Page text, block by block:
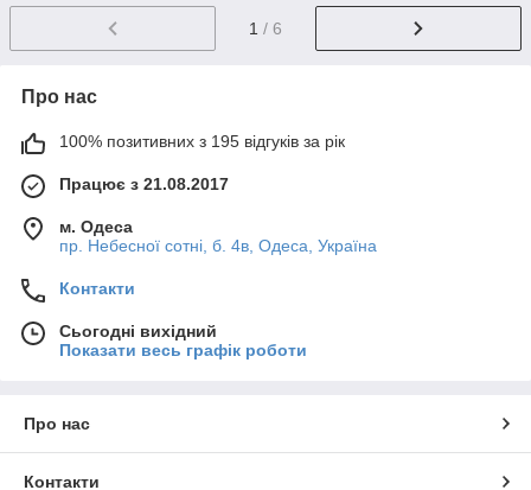
1 / 6
Про нас
100% позитивних з 195 відгуків за рік
Працює з 21.08.2017
м. Одеса
пр. Небесної сотні, б. 4в, Одеса, Україна
Контакти
Сьогодні вихідний
Показати весь графік роботи
Про нас
Контакти